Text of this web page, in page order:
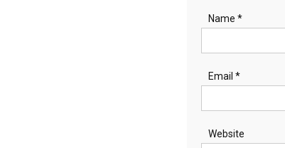
Name *
Email *
Website